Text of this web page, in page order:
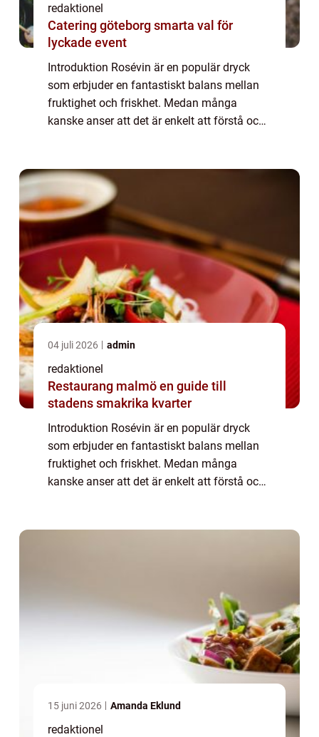
redaktionel
Catering göteborg smarta val för
lyckade event
Introduktion Rosévin är en populär dryck
som erbjuder en fantastiskt balans mellan
fruktighet och friskhet. Medan många
kanske anser att det är enkelt att förstå och
04 juli 2026 admin
redaktionel
Restaurang malmö en guide till
stadens smakrika kvarter
Introduktion Rosévin är en populär dryck
som erbjuder en fantastiskt balans mellan
fruktighet och friskhet. Medan många
kanske anser att det är enkelt att förstå och
15 juni 2026 Amanda Eklund
redaktionel